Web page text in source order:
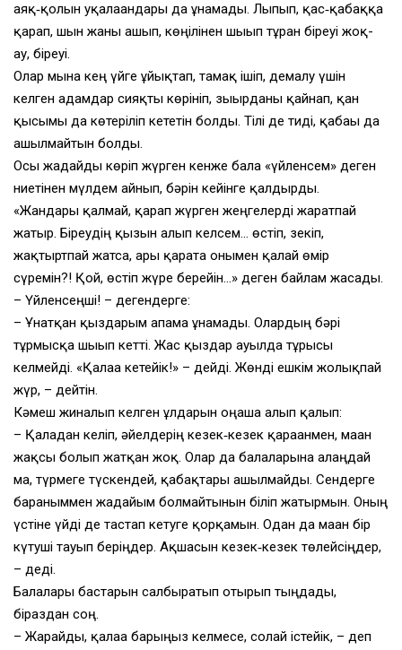
аяқ‑қолын уқалағандары да ұнамады. Лыпып, қас‑қабаққа
қарап, шын жаны ашып, көңілінен шығып тұрған біреуі жоқ-
ау, біреуі.
Олар мына кең үйге ұйықтап, тамақ ішіп, демалу үшін
келген адамдар сияқты көрініп, зығырданы қайнап, қан
қысымы да көтеріліп кететін болды. Тілі де тиді, қабағы да
ашылмайтын болды.
Осы жағдайды көріп жүрген кенже бала «үйленсем» деген
ниетінен мүлдем айнып, бәрін кейінге қалдырды.
«Жандары қалмай, қарап жүрген жеңгелерді жаратпай
жатыр. Біреудің қызын алып келсем… өстіп, зекіп,
жақтыртпай жатса, ары қарата онымен қалай өмір
сүремін?! Қой, өстіп жүре берейін…» деген байлам жасады.
– Үйленсеңші! – дегендерге:
– Ұнатқан қыздарым апама ұнамады. Олардың бәрі
тұрмысқа шығып кетті. Жас қыздар ауылда тұрғысы
келмейді. «Қалаға кетейік!» – дейді. Жөнді ешкім жолықпай
жүр, – дейтін.
Кәмеш жиналып келген ұлдарын оңаша алып қалып:
– Қаладан келіп, әйелдерің кезек‑кезек қарағанмен, маған
жақсы болып жатқан жоқ. Олар да балаларына алаңдай
ма, түрмеге түскендей, қабақтары ашылмайды. Сендерге
барғаныммен жағдайым болмайтынын біліп жатыр­мын. Оның
үстіне үйді де тастап кетуге қорқамын. Одан да маған бір
күтуші тауып беріңдер. Ақшасын кезек‑кезек төлейсіңдер,
– деді.
Балалары бастарын салбыратып отырып тыңдады,
біраздан соң.
– Жарайды, қалаға барғыңыз келмесе, солай істейік, – деп